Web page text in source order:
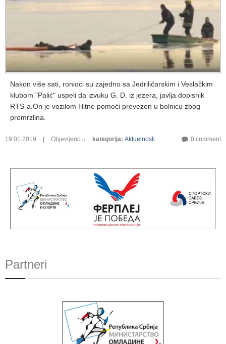
Nakon više sati, ronioci su zajedno sa Jedriličarskim i Veslačkim
klubom "Palić" uspeli da izvuku G. D. iz jezera, javlja dopisnik
RTS-a.On je vozilom Hitne pomoći prevezen u bolnicu zbog
promrzlina.
19.01.2019 Objevljeno u kategorija: Aktuelnosti 0 comment
Partneri